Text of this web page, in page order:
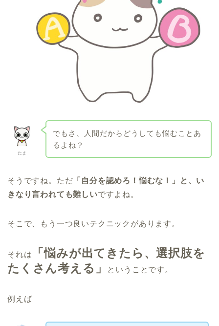
たま
でもさ、人間だからどうしても悩むことあ
るよね？
そうですね。ただ 「自分を認めろ！悩むな！」と、い
きなり言われても難しいですよね。
そこで、もう一つ良いテクニックがあります。
それは
「悩みが出てきたら、選択肢を
たくさん考える」
ということです。
例えば